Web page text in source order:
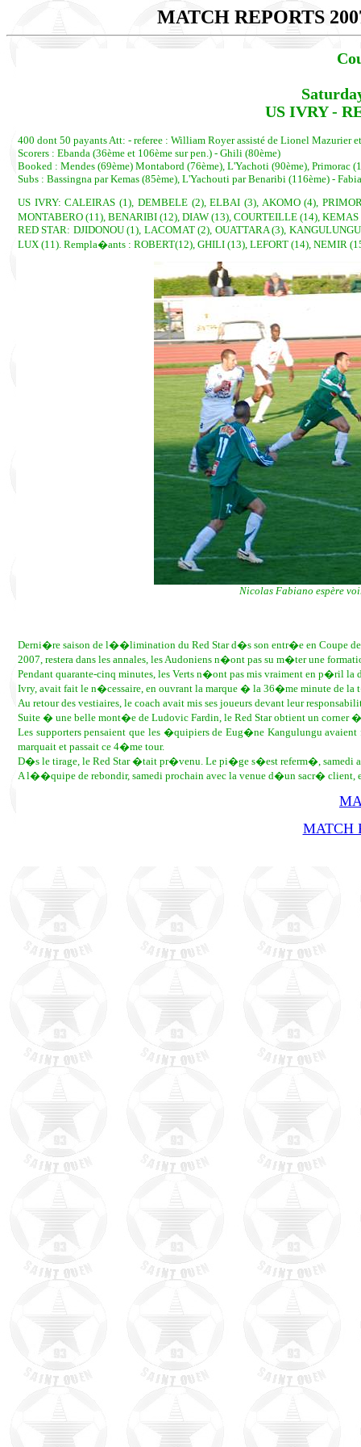
MATCH REPORTS
US IVRY -
400 dont 50 payants Att: - referee : William Royer assisté de Lionel Mazurier
Scorers : Ebanda (36ème et 106ème sur pen.) - Ghili (80ème)
Booked : Mendes (69ème) Montabord (76ème), L'Yachoti (90ème), Primorac
Subs : Bassingna par Kemas (85ème), L'Yachouti par Benaribi (116ème) -
US IVRY: CALEIRAS (1), DEMBELE (2), ELBAI (3), AKOMO (4),
MONTABERO (11), BENARIBI (12), DIAW (13), COURTEILLE (14),
RED STAR: DJIDONOU (1), LACOMAT (2), OUATTARA (3),
LUX (11). Rempla�ants : ROBERT(12), GHILI (13), LEFORT (14), NEMIR
Nicolas Fabiano espère
Derni�re saison de l��limination du Red Star d�s son entr�e en Coupe de
2007, restera dans les annales, les Audoniens n�ont pas su m�ter une
Pendant quarante-cinq minutes, les Verts n�ont pas mis vraiment en p�ril
Ivry, avait fait le n�cessaire, en ouvrant la marque � la 36�me minute de la
Au retour des vestiaires, le coach avait mis ses joueurs devant leur
Suite � une belle mont�e de Ludovic Fardin, le Red Star obtient un
Les supporters pensaient que les �quipiers de Eug�ne Kangulungu
marquait et passait ce 4�me tour.
D�s le tirage, le Red Star �tait pr�venu. Le pi�ge s�est referm�, samedi
A l��quipe de rebondir, samedi prochain avec la venue d�un sacr� client,
MATCH